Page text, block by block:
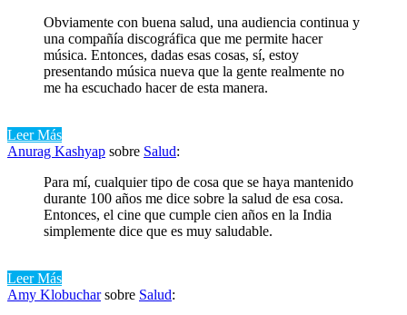
Obviamente con buena salud, una audiencia continua y
una compañía discográfica que me permite hacer
música. Entonces, dadas esas cosas, sí, estoy
presentando música nueva que la gente realmente no
me ha escuchado hacer de esta manera.
Leer Más
Anurag Kashyap sobre Salud:
Para mí, cualquier tipo de cosa que se haya mantenido
durante 100 años me dice sobre la salud de esa cosa.
Entonces, el cine que cumple cien años en la India
simplemente dice que es muy saludable.
Leer Más
Amy Klobucharsobre Salud: